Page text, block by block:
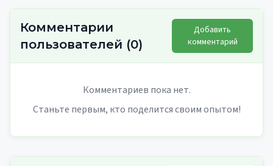
Комментарии
пользователей (0)
Добавить
комментарий
Комментариев пока нет.
Станьте первым, кто поделится своим опытом!